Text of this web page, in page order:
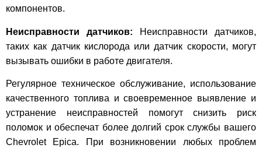
компонентов.
Неисправности датчиков: Неисправности датчиков,
таких как датчик кислорода или датчик скорости, могут
вызывать ошибки в работе двигателя.
Регулярное техническое обслуживание, использование
качественного топлива и своевременное выявление и
устранение неисправностей помогут снизить риск
поломок и обеспечат более долгий срок службы вашего
Chevrolet Epica. При возникновении любых проблем